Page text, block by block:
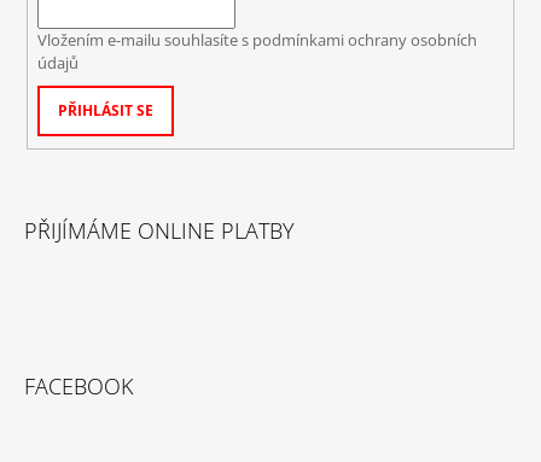
Vložením e-mailu souhlasíte s podmínkami ochrany osobních
údajů
PŘIHLÁSIT SE
PŘIJÍMÁME ONLINE PLATBY
FACEBOOK